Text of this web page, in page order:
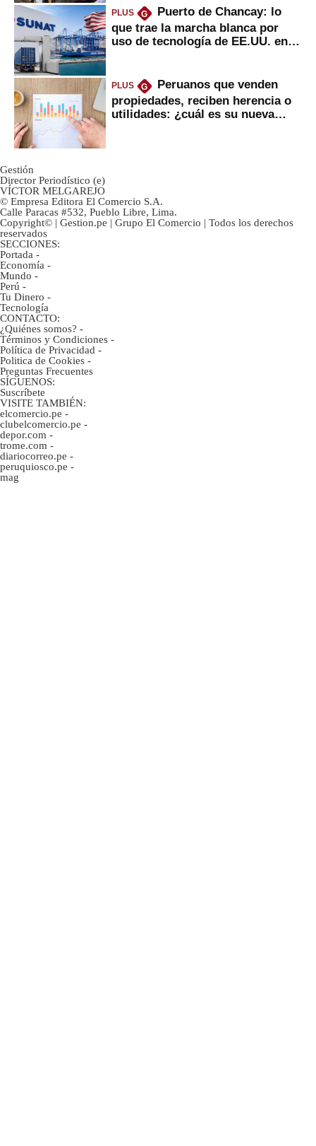
PLUS G
Puerto de Chancay: lo
que trae la marcha blanca por
uso de tecnología de EE.UU. en
PLUS G
Peruanos que venden
propiedades, reciben herencia o
utilidades: ¿cuál es su nueva
Gestión
Director Periodístico (e)
VÍCTOR MELGAREJO
© Empresa Editora El Comercio S.A.
Calle Paracas #532, Pueblo Libre, Lima.
Copyright© | Gestion.pe | Grupo El Comercio | Todos los derechos
reservados
SECCIONES:
Portada -
Economía -
Mundo -
Perú -
Tu Dinero -
Tecnología
CONTACTO:
¿Quiénes somos? -
Términos y Condiciones -
Política de Privacidad -
Politica de Cookies -
Preguntas Frecuentes
SÍGUENOS:
Suscríbete
VISITE TAMBIÉN:
elcomercio.pe -
clubelcomercio.pe -
depor.com -
trome.com -
diariocorreo.pe -
peruquiosco.pe -
mag